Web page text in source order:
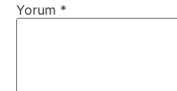
Seo
Yorum *